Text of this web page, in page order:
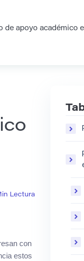
de apoyo académico
Lectura
con
estos